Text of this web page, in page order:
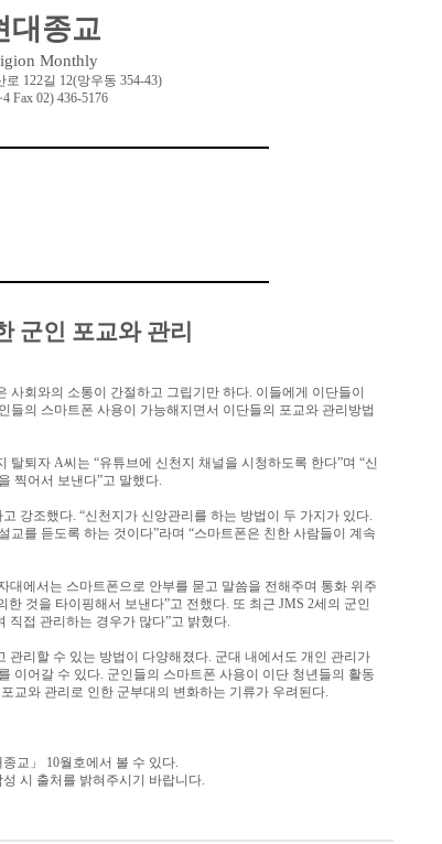
대종교
Monthly
로 122길 12(망우동 354-43)
Fax 02) 436-5176
군인 포교와 관리
사회와의 소통이 간절하고 그립기만 하다. 이들에게 이단들이
들의 스마트폰 사용이 가능해지면서 이단들의 포교와 관리방법
탈퇴자 A씨는 “유튜브에 신천지 채널을 시청하도록 한다”며 “신
찍어서 보낸다”고 말했다.
강조했다. “신천지가 신앙관리를 하는 방법이 두 가지가 있다.
교를 듣도록 하는 것이다”라며 “스마트폰은 친한 사람들이 계속
대에서는 스마트폰으로 안부를 묻고 말씀을 전해주며 통화 위주
한 것을 타이핑해서 보낸다”고 전했다. 또 최근 JMS 2세의 군인
직접 관리하는 경우가 많다”고 밝혔다.
관리할 수 있는 방법이 다양해졌다. 군대 내에서도 개인 관리가
이어갈 수 있다. 군인들의 스마트폰 사용이 이단 청년들의 활동
교와 관리로 인한 군부대의 변화하는 기류가 우려된다.
종교 」 10월호에서 볼 수 있다.
시 출처를 밝혀주시기 바랍니다.